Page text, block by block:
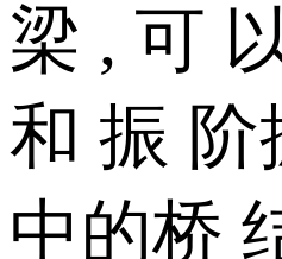
梁 , 可
和 振 阶
中的桥